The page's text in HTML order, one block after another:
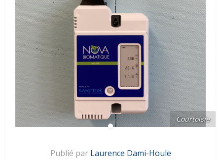
Courtoisie
Publié par Laurence Dami-Houle